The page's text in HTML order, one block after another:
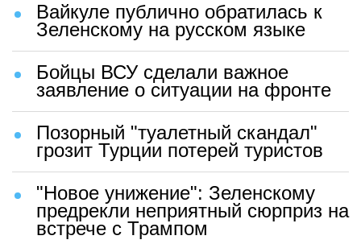
Вайкуле публично обратилась к
Зеленскому на русском языке
Бойцы ВСУ сделали важное
заявление о ситуации на фронте
Позорный "туалетный скандал"
грозит Турции потерей туристов
"Новое унижение": Зеленскому
предрекли неприятный сюрприз на
встрече с Трампом